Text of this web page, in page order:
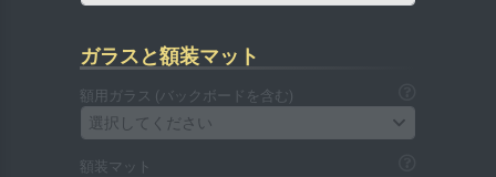
ガラスと額装マット
額用ガラス (バックボードを含む)
選択してください
額装マット